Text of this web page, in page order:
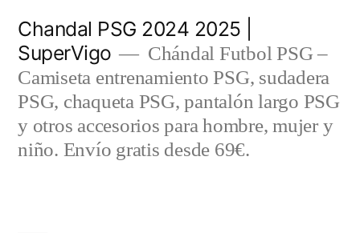
contenido
Chandal PSG 2024 2025 |
SuperVigo
Chándal Futbol PSG –
Camiseta entrenamiento PSG, sudadera
PSG, chaqueta PSG, pantalón largo PSG
y otros accesorios para hombre, mujer y
niño. Envío gratis desde 69€.